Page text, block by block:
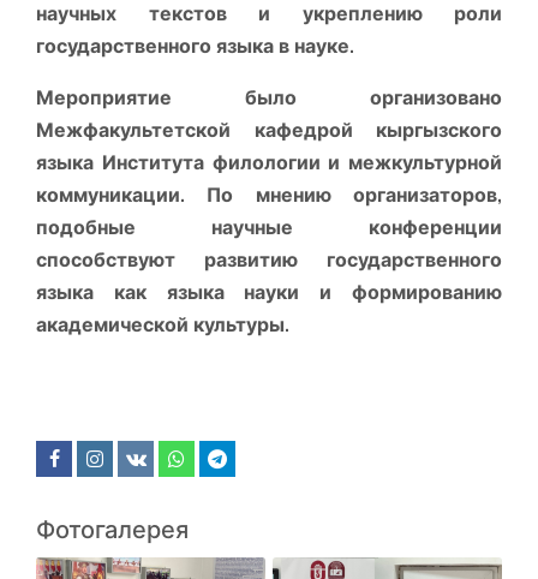
научных текстов и укреплению роли
государственного языка в науке.
Мероприятие было организовано
Межфакультетской кафедрой кыргызского
языка Института филологии и межкультурной
коммуникации. По мнению организаторов,
подобные научные конференции
способствуют развитию государственного
языка как языка науки и формированию
академической культуры.
Фотогалерея